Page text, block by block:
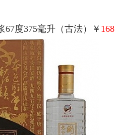
67度375毫升（古法）￥ 168